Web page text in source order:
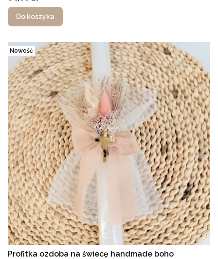
Do koszyka
Nowość
Profitka ozdoba na świecę handmade boho